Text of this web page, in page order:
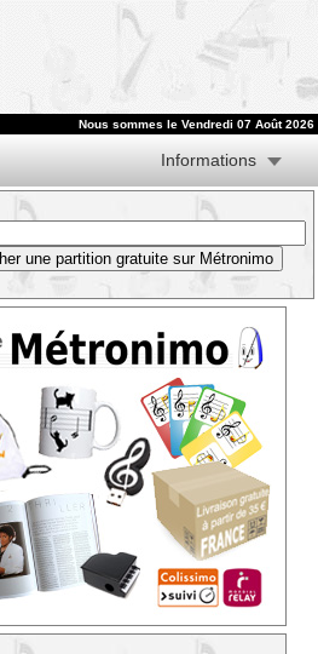
Nous sommes le Vendredi 07 Août 2026
Informations